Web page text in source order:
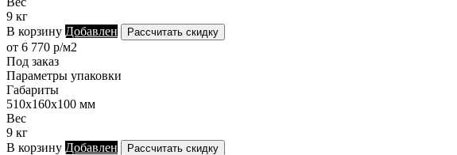
9 кг
В корзину Добавлен Рассчитать скидку
от 6 770 р/м2
Под заказ
Параметры упаковки
Габариты
510х160х100 мм
Вес
9 кг
В корзину Добавлен Рассчитать скидку